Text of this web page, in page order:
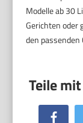
Modelle ab 30
Gerichten oder
den